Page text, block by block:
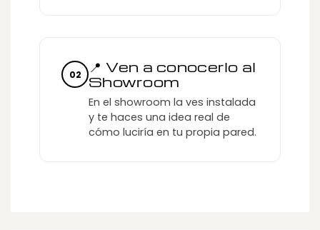
02
📍 Ven a conocerlo al
Showroom
En el showroom la ves instalada
y te haces una idea real de
cómo luciría en tu propia pared.